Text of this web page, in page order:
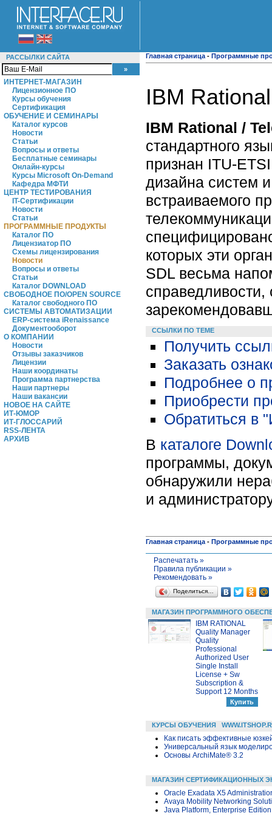
РАССЫЛКИ САЙТА
ИНТЕРНЕТ-МАГАЗИН
Лицензионное ПО
Курсы обучения
Сертификация
ОБУЧЕНИЕ И СЕМИНАРЫ
Каталог курсов
Новости
Статьи
Вопросы и ответы
Бесплатные семинары
Онлайн-курсы
Курсы Microsoft On-Demand
Кафедра МФТИ
ЦЕНТР ТЕСТИРОВАНИЯ
IT-Сертификации
Новости
Статьи
ПРОГРАММНЫЕ ПРОДУКТЫ
Каталог ПО
Лицензиатор ПО
Схемы лицензирования
Новости
Вопросы и ответы
Статьи
Каталог DOWNLOAD
СВОБОДНОЕ ПО/OPEN SOURCE
Каталог свободного ПО
СИСТЕМЫ АВТОМАТИЗАЦИИ
ERP-система iRenaissance
Документооборот
О КОМПАНИИ
Новости
Отзывы заказчиков
Лицензии
Наши координаты
Программа партнерства
Наши партнеры
Наши вакансии
НОВОЕ НА САЙТЕ
ИТ-ЮМОР
ИТ-ГЛОССАРИЙ
RSS-ЛЕНТА
АРХИВ
Главная страница - Программные
IBM
IBM Rational /
стандартного
признан ITU-
дизайна систем
встраиваемого
которых эти
SDL весьма
справедливости,
ССЫЛКИ ПО ТЕМЕ
Получить
Заказать
Подробнее о
Приобрести
Обратиться в
В каталоге
программы,
обнаружили
и
Главная страница - Программные
Распечатать »
Правила публикации »
Рекомендовать »
Поделиться…
МАГАЗИН ПРОГРАММНОГО
IBM RATIONAL
Quality Manager
Quality
Professional
Authorized User
Single Install
License + Sw
Subscription &
Support 12 Months
КУРСЫ ОБУЧЕНИЯ
Как писать эффективные
Универсальный язык
Основы ArchiMate® 3.2
МАГАЗИН СЕРТИФИКАЦИОННЫХ
Oracle Exadata X5
Avaya Mobility Networking
Java Platform, Enterprise